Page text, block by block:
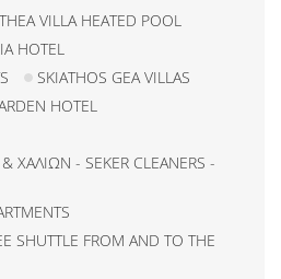
VILLA HEATED POOL
HOTEL
SKIATHOS GEA VILLAS
HOTEL
- SEKER CLEANERS -
SHUTTLE FROM AND TO THE